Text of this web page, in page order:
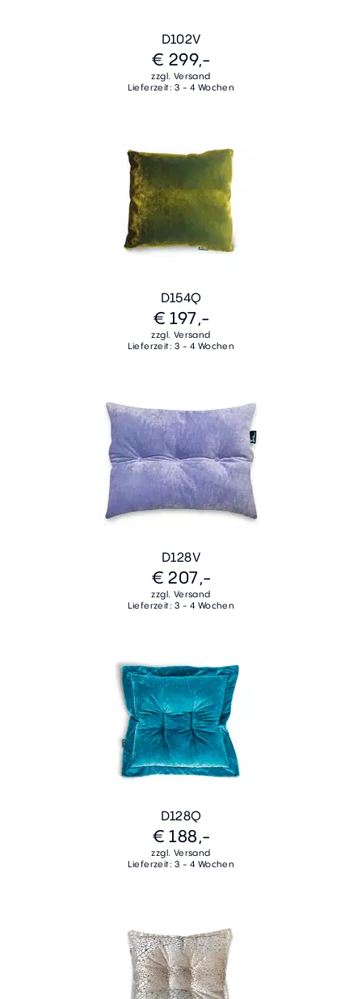
D102V
€ 299,-
zzgl. Versand
Lieferzeit: 3 - 4 Wochen
D154Q
€ 197,-
zzgl. Versand
Lieferzeit: 3 - 4 Wochen
D128V
€ 207,-
zzgl. Versand
Lieferzeit: 3 - 4 Wochen
D128Q
€ 188,-
zzgl. Versand
Lieferzeit: 3 - 4 Wochen